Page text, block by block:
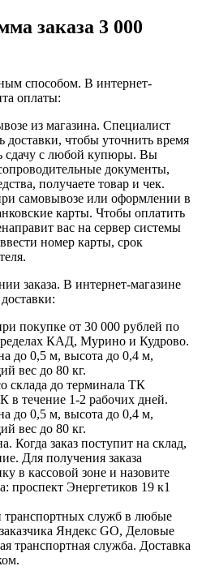
заказа 3 000
способом. В интернет-
оплаты:
из магазина. Специалист
доставки, чтобы уточнить время
сдачу с любой купюры. Вы
документы,
получаете товар и чек.
самовывозе или оформлении в
карты. Чтобы оплатить
вас на сервер системы
номер карты, срок
заказа. В интернет-магазине
покупке от 30 000 рублей по
КАД, Мурино и Кудрово.
до 0,5 м, высота до 0,4 м,
вес до 80 кг.
склада до терминала ТК
течение 1-2 рабочих дней.
до 0,5 м, высота до 0,4 м,
вес до 80 кг.
Когда заказ поступит на склад,
Для получения заказа
в кассовой зоне и назовите
проспект Энергетиков 19 к1
служб в любые
Яндекс GO, Деловые
транспортная служба. Доставка